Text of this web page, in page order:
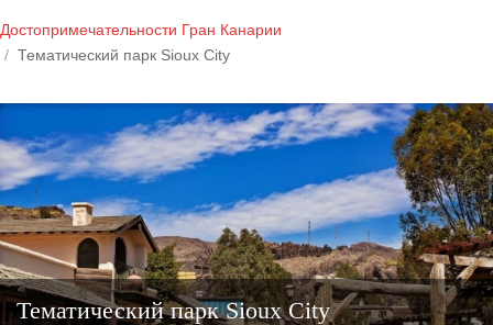
Достопримечательности Гран Канарии
Тематический парк Sioux City
Тематический парк Sioux City